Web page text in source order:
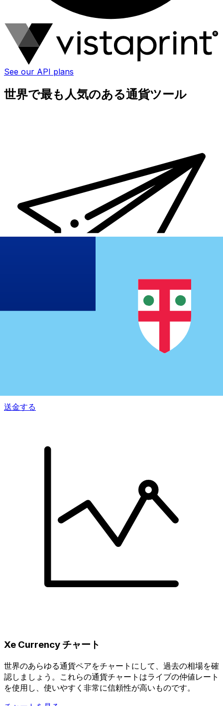
See our API plans
世界で最も人気のある通貨ツール
送金する
Xe Currency チャート
世界のあらゆる通貨ペアをチャートにして、過去の相場を確
認しましょう。これらの通貨チャートはライブの仲値レート
を使用し、使いやすく非常に信頼性が高いものです。